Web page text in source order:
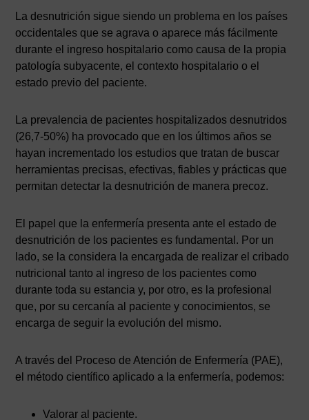
La desnutrición sigue siendo un problema en los países
occidentales que se agrava o aparece más fácilmente
durante el ingreso hospitalario como causa de la propia
patología subyacente, el contexto hospitalario o el
estado previo del paciente.
La prevalencia de pacientes hospitalizados desnutridos
(26,7-50%) ha provocado que en los últimos años se
hayan incrementado los estudios que tratan de buscar
herramientas precisas, efectivas, fiables y prácticas que
permitan detectar la desnutrición de manera precoz.
El papel que la enfermería presenta ante el estado de
desnutrición de los pacientes es fundamental. Por un
lado, se la considera la encargada de realizar el cribado
nutricional tanto al ingreso de los pacientes como
durante toda su estancia y, por otro, es la profesional
que, por su cercanía al paciente y conocimientos, se
encarga de seguir la evolución del mismo.
A través del Proceso de Atención de Enfermería (PAE),
el método científico aplicado a la enfermería, podemos:
Valorar al paciente.